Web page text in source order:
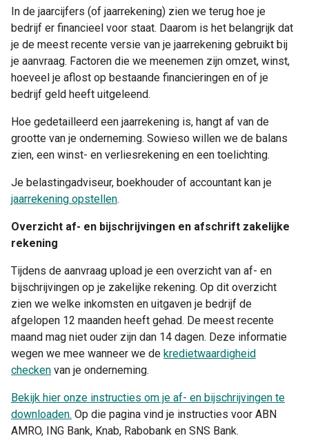
In de jaarcijfers (of jaarrekening) zien we terug hoe je
bedrijf er financieel voor staat. Daarom is het belangrijk dat
je de meest recente versie van je jaarrekening gebruikt bij
je aanvraag. Factoren die we meenemen zijn omzet, winst,
hoeveel je aflost op bestaande financieringen en of je
bedrijf geld heeft uitgeleend.
Hoe gedetailleerd een jaarrekening is, hangt af van de
grootte van je onderneming. Sowieso willen we de balans
zien, een winst- en verliesrekening en een toelichting.
Je belastingadviseur, boekhouder of accountant kan je
jaarrekening opstellen.
Overzicht af- en bijschrijvingen en afschrift zakelijke
rekening
Tijdens de aanvraag upload je een overzicht van af- en
bijschrijvingen op je zakelijke rekening. Op dit overzicht
zien we welke inkomsten en uitgaven je bedrijf de
afgelopen 12 maanden heeft gehad. De meest recente
maand mag niet ouder zijn dan 14 dagen. Deze informatie
wegen we mee wanneer we de kredietwaardigheid
checken van je onderneming.
Bekijk hier onze instructies om je af- en bijschrijvingen te
downloaden. Op die pagina vind je instructies voor ABN
AMRO, ING Bank, Knab, Rabobank en SNS Bank.